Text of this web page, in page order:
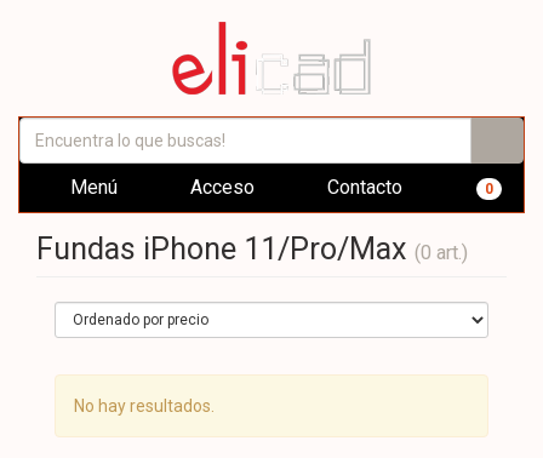
Menú Acceso Contacto 0
Fundas iPhone 11/Pro/Max (0 art.)
No hay resultados.